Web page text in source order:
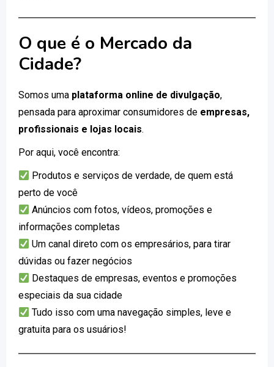
O que é o Mercado da
Cidade?
Somos uma plataforma online de divulgação,
pensada para aproximar consumidores de empresas,
profissionais e lojas locais.
Por aqui, você encontra:
Produtos e serviços de verdade, de quem está
perto de você
Anúncios com fotos, vídeos, promoções e
informações completas
Um canal direto com os empresários, para tirar
dúvidas ou fazer negócios
Destaques de empresas, eventos e promoções
especiais da sua cidade
Tudo isso com uma navegação simples, leve e
gratuita para os usuários!